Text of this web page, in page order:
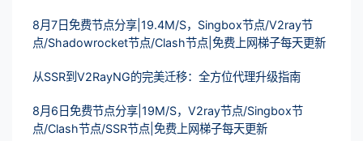
8月7日免费节点分享|19.4M/S，Singbox节点/V2ray节
点/Shadowrocket节点/Clash节点|免费上网梯子每天更新
从SSR到V2RayNG的完美迁移：全方位代理升级指南
8月6日免费节点分享|19M/S，V2ray节点/Singbox节
点/Clash节点/SSR节点|免费上网梯子每天更新